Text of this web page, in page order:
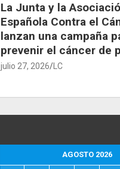
La Junta y la
Española Contra el
lanzan una campaña
prevenir el cáncer de
julio 27, 2026 LC
AGOSTO 2026